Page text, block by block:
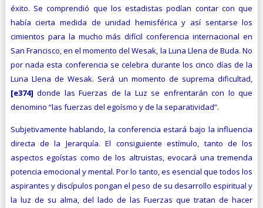
éxito. Se comprendió que los estadistas podían contar con que
había cierta medida de unidad hemisférica y así sentarse los
cimientos para la mucho más difícil conferencia internacional en
San Francisco, en el momento del Wesak, la Luna Llena de Buda. No
por nada esta conferencia se celebra durante los cinco días de la
Luna Llena de Wesak. Será un momento de suprema dificultad,
[e374]donde las Fuerzas de la Luz se enfrentarán con lo que
denomino “las fuerzas del egoísmo y de la separatividad”.
Subjetivamente hablando, la conferencia estará bajo la influencia
directa de la Jerarquía. El consiguiente estímulo, tanto de los
aspectos egoístas como de los altruistas, evocará una tremenda
potencia emocional y mental. Por lo tanto, es esencial que todos los
aspirantes y discípulos pongan el peso de su desarrollo espiritual y
la luz de su alma, del lado de las Fuerzas que tratan de hacer